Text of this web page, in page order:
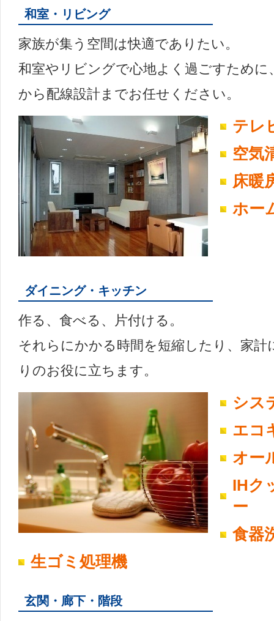
和室・リビング
家族が集う空間は快適でありたい。
和室やリビングで心地よく過ごすために
から配線設計までお任せください。
テレ
空気
床暖
ホー
ダイニング・キッチン
作る、食べる、片付ける。
それらにかかる時間を短縮したり、家計
りのお役に立ちます。
シス
エコ
オー
IHク
ー
食器
生ゴミ処理機
玄関・廊下・階段